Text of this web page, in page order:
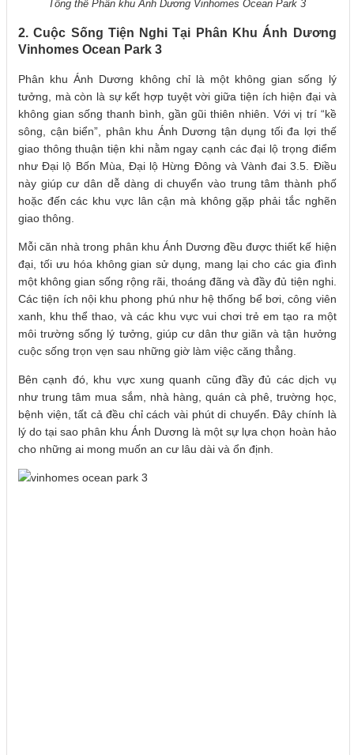
Tổng thể Phân khu Ánh Dương Vinhomes Ocean Park 3
2. Cuộc Sống Tiện Nghi Tại Phân Khu Ánh Dương
Vinhomes Ocean Park 3
Phân khu Ánh Dương không chỉ là một không gian sống lý
tưởng, mà còn là sự kết hợp tuyệt vời giữa tiện ích hiện đại và
không gian sống thanh bình, gần gũi thiên nhiên. Với vị trí “kề
sông, cận biển”, phân khu Ánh Dương tận dụng tối đa lợi thế
giao thông thuận tiện khi nằm ngay cạnh các đại lộ trọng điểm
như Đại lộ Bốn Mùa, Đại lộ Hừng Đông và Vành đai 3.5. Điều
này giúp cư dân dễ dàng di chuyển vào trung tâm thành phố
hoặc đến các khu vực lân cận mà không gặp phải tắc nghẽn
giao thông.
Mỗi căn nhà trong phân khu Ánh Dương đều được thiết kế hiện
đại, tối ưu hóa không gian sử dụng, mang lại cho các gia đình
một không gian sống rộng rãi, thoáng đãng và đầy đủ tiện nghi.
Các tiện ích nội khu phong phú như hệ thống bể bơi, công viên
xanh, khu thể thao, và các khu vực vui chơi trẻ em tạo ra một
môi trường sống lý tưởng, giúp cư dân thư giãn và tận hưởng
cuộc sống trọn vẹn sau những giờ làm việc căng thẳng.
Bên cạnh đó, khu vực xung quanh cũng đầy đủ các dịch vụ
như trung tâm mua sắm, nhà hàng, quán cà phê, trường học,
bệnh viện, tất cả đều chỉ cách vài phút di chuyển. Đây chính là
lý do tại sao phân khu Ánh Dương là một sự lựa chọn hoàn hảo
cho những ai mong muốn an cư lâu dài và ổn định.